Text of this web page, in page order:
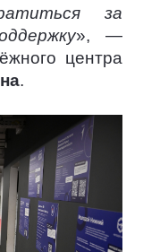
за
», —
центра
.